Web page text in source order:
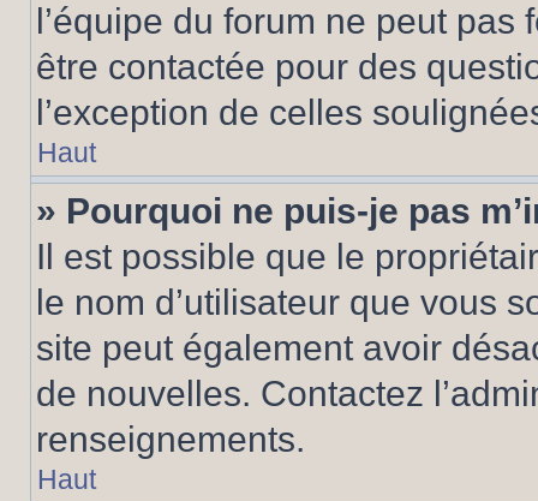
l’équipe du forum ne peut
être contactée pour des
l’exception de celles
Haut
» Pourquoi ne puis-je pas
Il est possible que le
le nom d’utilisateur que vous
site peut également avoir
de nouvelles. Contactez
renseignements.
Haut